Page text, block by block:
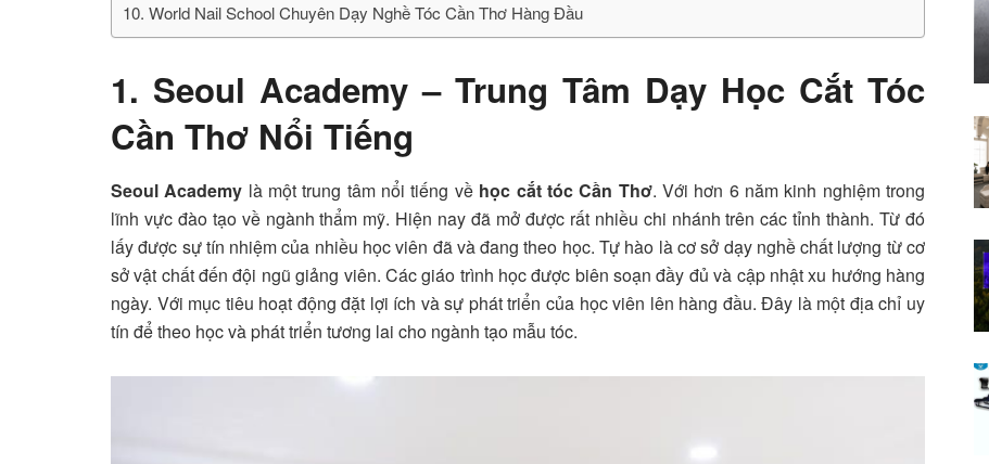
10. World Nail School Chuyên Dạy Nghề Tóc Cần Thơ Hàng Đầu
1. Seoul Academy – Trung Tâm Dạy Học Cắt Tóc
Cần Thơ Nổi Tiếng
Seoul Academy là một trung tâm nổi tiếng về học cắt tóc Cần Thơ. Với hơn 6 năm kinh nghiệm trong
lĩnh vực đào tạo về ngành thẩm mỹ. Hiện nay đã mở được rất nhiều chi nhánh trên các tỉnh thành. Từ đó
lấy được sự tín nhiệm của nhiều học viên đã và đang theo học. Tự hào là cơ sở dạy nghề chất lượng từ cơ
sở vật chất đến đội ngũ giảng viên. Các giáo trình học được biên soạn đầy đủ và cập nhật xu hướng hàng
ngày. Với mục tiêu hoạt động đặt lợi ích và sự phát triển của học viên lên hàng đầu. Đây là một địa chỉ uy
tín để theo học và phát triển tương lai cho ngành tạo mẫu tóc.